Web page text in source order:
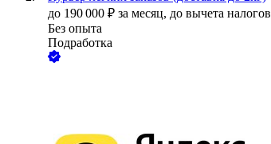
до 190 000 ₽ за месяц, до вычета налогов
Без опыта
Подработка